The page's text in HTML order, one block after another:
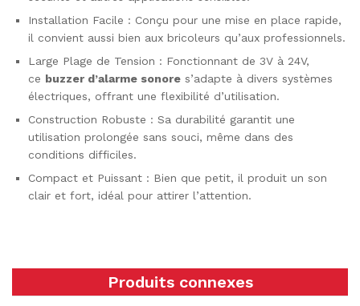
Installation Facile : Conçu pour une mise en place rapide,
il convient aussi bien aux bricoleurs qu’aux professionnels.
Large Plage de Tension : Fonctionnant de 3V à 24V,
ce buzzer d’alarme sonore s’adapte à divers systèmes
électriques, offrant une flexibilité d’utilisation.
Construction Robuste : Sa durabilité garantit une
utilisation prolongée sans souci, même dans des
conditions difficiles.
Compact et Puissant : Bien que petit, il produit un son
clair et fort, idéal pour attirer l’attention.
Produits connexes